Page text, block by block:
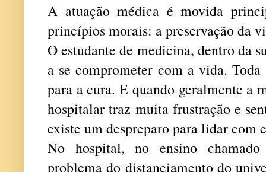
A atuação médica é movida
princípios morais: a preservação da
O estudante de medicina, dentro da
a se comprometer com a vida.
para a cura. E quando geralmente a
hospitalar traz muita frustração e
existe um despreparo para lidar com
No hospital, no ensino
problema do distanciamento do